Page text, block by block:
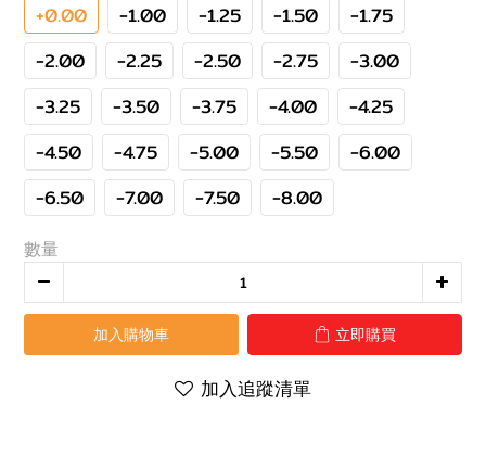
+0.00 -1.00 -1.25 -1.50
-1.75
-2.00
-2.25 -2.50 -2.75
-3.00
-3.25
-3.50 -3.75 -4.00
-4.25
-4.50
-4.75 -5.00 -5.50
-6.00
-6.50
-7.00 -7.50 -8.00
數量
加入購物車 立即購買
加入追蹤清單